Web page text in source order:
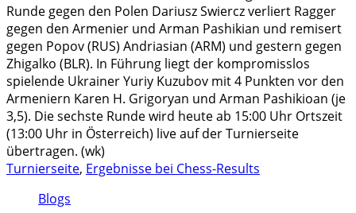
Runde gegen den Polen Dariusz Swiercz verliert Ragger
gegen den Armenier und Arman Pashikian und remisert
gegen Popov (RUS) Andriasian (ARM) und gestern gegen
Zhigalko (BLR). In Führung liegt der kompromisslos
spielende Ukrainer Yuriy Kuzubov mit 4 Punkten vor den
Armeniern Karen H. Grigoryan und Arman Pashikioan (je
3,5). Die sechste Runde wird heute ab 15:00 Uhr Ortszeit
(13:00 Uhr in Österreich) live auf der Turnierseite
übertragen. (wk)
Turnierseite, Ergebnisse bei Chess-Results
Blogs